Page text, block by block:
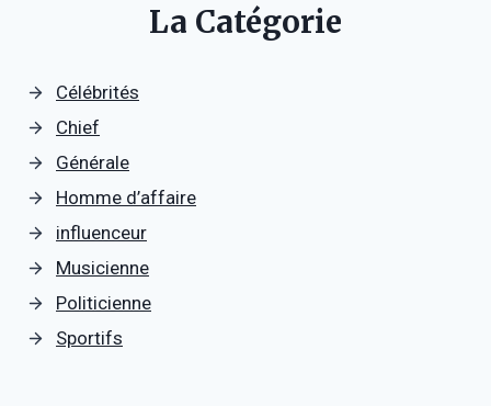
La Catégorie
Célébrités
Chief
Générale
Homme d’affaire
influenceur
Musicienne
Politicienne
Sportifs